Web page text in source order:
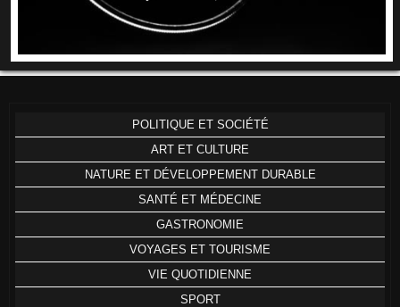
POLITIQUE ET SOCIÉTÉ
ART ET CULTURE
NATURE ET DÉVELOPPEMENT DURABLE
SANTÉ ET MÉDECINE
GASTRONOMIE
VOYAGES ET TOURISME
VIE QUOTIDIENNE
SPORT